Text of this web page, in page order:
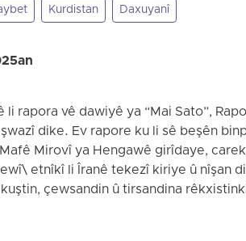
Kurdistan Daxuyanî
li rapora vê dawiyê ya “Mai Sato”,
dike. Ev rapore ku li sê beşên
Mirovî ya Hengawê girîdaye,
etnîkî li Îranê tekezî kiriye û nîşan
çewsandin û tirsandina